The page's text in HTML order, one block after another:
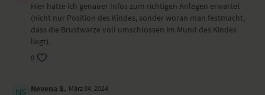
Hier hätte ich genauer Infos zum richtigen Anlegen erwartet
(nicht nur Position des Kindes, sonder woran man festmacht,
dass die Brustwarze voll umschlossen im Mund des Kindes
liegt).
0
Nevena S. März 04, 2024